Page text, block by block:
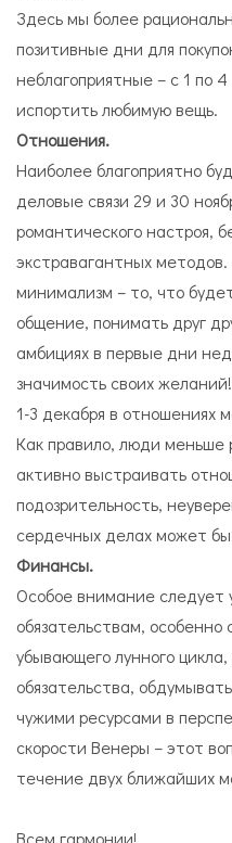
Здесь мы более
позитивные дни для
неблагоприятные – с 1 по
испортить любимую вещь.
Отношения.
Наиболее благоприятно
деловые связи 29 и 30
романтического настроя,
экстравагантных
минимализм – то, что
общение, понимать друг
амбициях в первые дни
значимость своих желаний!
1-3 декабря в отношениях
Как правило, люди
активно выстраивать
подозрительность,
сердечных делах может
Финансы.
Особое внимание следует
обязательствам,
убывающего лунного
обязательства,
чужими ресурсами в
скорости Венеры – этот
течение двух ближайших
Всем гармонии!